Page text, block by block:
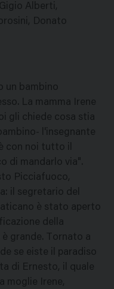
Alberti,
Donato
un bambino
La mamma Irene
gli chiede cosa stia
l'insegnante
con noi tutto il
di mandarlo via".
Picciafuoco,
il segretario del
è stato aperto
della
grande. Tornato a
se eiste il paradiso
di Ernesto, il quale
moglie Irene,